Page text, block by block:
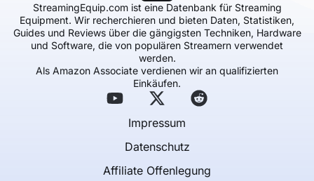
StreamingEquip.com ist eine Datenbank für Streaming
Equipment. Wir recherchieren und bieten Daten, Statistiken,
Guides und Reviews über die gängigsten Techniken, Hardware
und Software, die von populären Streamern verwendet
werden.
Als Amazon Associate verdienen wir an qualifizierten
Einkäufen.
Impressum
Datenschutz
Affiliate Offenlegung